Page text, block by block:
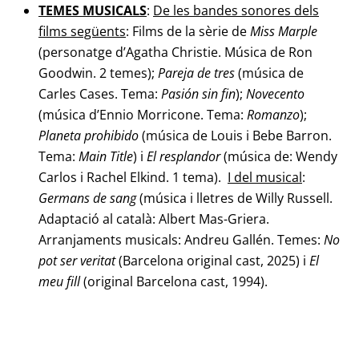
TEMES MUSICALS: De les bandes sonores dels
films següents: Films de la sèrie deMiss Marple
(personatge d’Agatha Christie. Música de Ron
Goodwin. 2 temes); Pareja de tres(música de
Carles Cases. Tema: Pasión sin fin); Novecento
(música d’Ennio Morricone. Tema: Romanzo);
Planeta prohibido(música de Louis i Bebe Barron.
Tema: Main Title) i El resplandor(música de: Wendy
Carlos i Rachel Elkind. 1 tema). I del musical:
Germans de sang(música i lletres de Willy Russell.
Adaptació al català: Albert Mas-Griera.
Arranjaments musicals: Andreu Gallén. Temes: No
pot ser veritat(Barcelona original cast, 2025) i El
meu fill(original Barcelona cast, 1994).